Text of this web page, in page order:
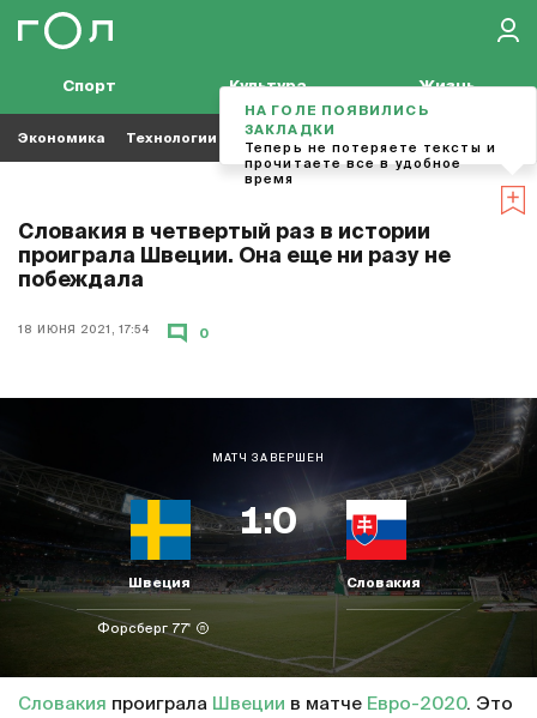
Спорт Культура Жизнь
Экономика Технологии Кино Футбол
Словакия в четвертый раз в истории
проиграла Швеции. Она еще ни разу не
побеждала
18 ИЮНЯ 2021, 17:54 0
МАТЧ ЗАВЕРШЕН
Швеция
Форсберг 77'
1:0
Словакия
Словакия проиграла Швеции в матче Евро-2020. Это
НА ГОЛЕ ПОЯВИЛИСЬ
ЗАКЛАДКИ
Теперь не потеряете тексты и
прочитаете все в удобное
время